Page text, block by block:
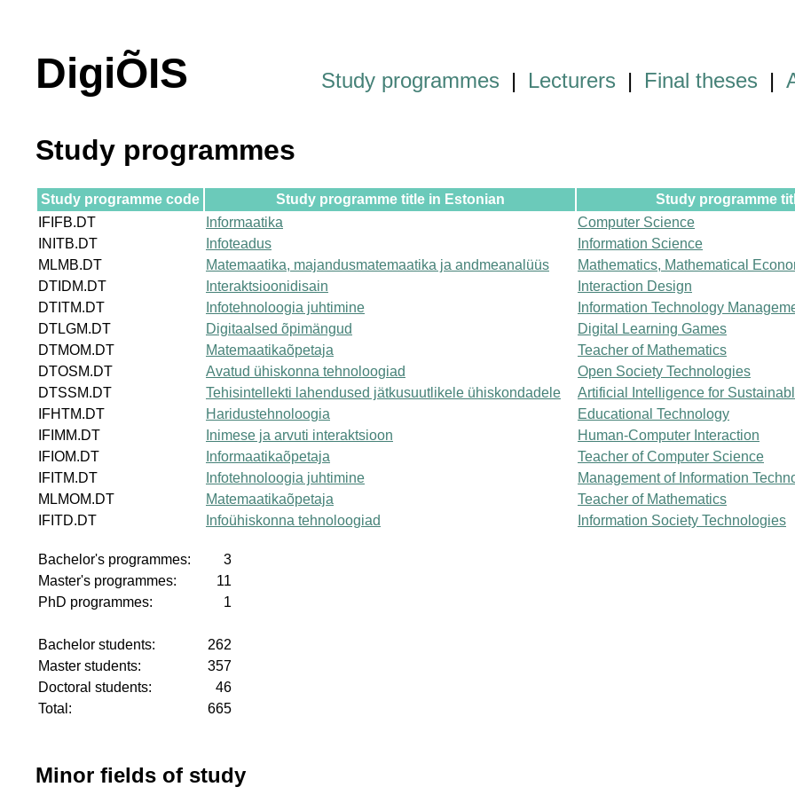
DigiÕIS Study programmes | Lecturers | Final theses |
Study programmes
Study programme code Study programme title in Estonian
Study programme
IFIFB.DT
Informaatika
Computer Science
INITB.DT
Infoteadus
Information Science
MLMB.DT
Matemaatika, majandusmatemaatika ja andmeanalüüs
Mathematics, Mathematical
DTIDM.DT
Interaktsioonidisain
Interaction Design
DTITM.DT
Infotehnoloogia juhtimine
Information Technology
DTLGM.DT
Digitaalsed õpimängud
Digital Learning Games
DTMOM.DT
Matemaatikaõpetaja
Teacher of Mathematics
DTOSM.DT
Avatud ühiskonna tehnoloogiad
Open Society Technologies
DTSSM.DT
Tehisintellekti lahendused jätkusuutlikele ühiskondadele
Artificial Intelligence for
IFHTM.DT
Haridustehnoloogia
Educational Technology
IFIMM.DT
Inimese ja arvuti interaktsioon
Human-Computer Interaction
IFIOM.DT
Informaatikaõpetaja
Teacher of Computer Science
IFITM.DT
Infotehnoloogia juhtimine
Management of Information
MLMOM.DT
Matemaatikaõpetaja
Teacher of Mathematics
IFITD.DT
Infoühiskonna tehnoloogiad Information Society Technologies
Bachelor's programmes:
3
Master's programmes:
11
PhD programmes:
1
Bachelor students:
262
Master students:
357
Doctoral students:
46
Total:
665
Minor fields of study